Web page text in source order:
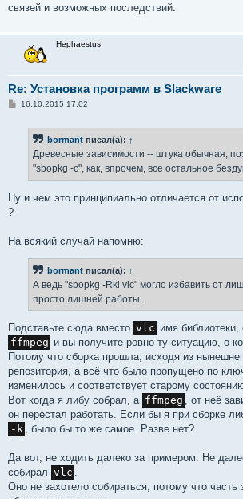
связей и возможных последствий.
Hephaestus
Re: Установка программ в Slackware
С16.10.2015 17:02
bormant писал(а): ↑
Древесные зависимости -- штука обычная,
"sbopkg -c", как, впрочем, все остальное
Ну и чем это принципиально отличается от
?
На всякий случай напомню:
bormant писал(а): ↑
А ведь "sbopkg -Rki vlc" могло избавить от
просто лишней работы.
Подставьте сюда вместо vlc имя библиотеки,
ffmpeg и вы получите ровно ту ситуацию, о
Потому что сборка прошла, исходя из
репозитория, а всё что было пропущено по
изменилось и соответствует старому
Вот когда я либу собрал, а ffmpeg , от неё
он перестал работать. Если бы я при сборке
-k , было бы то же самое. Разве нет?
Да вот, не ходить далеко за примером. Не
собирал vlc .
Оно не захотело собираться, потому что часть